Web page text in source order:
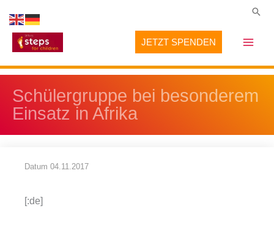
Inhalt
springen
JETZT SPENDEN
Schülergruppe bei besonderem
Einsatz in Afrika
Datum 04.11.2017
[:de]